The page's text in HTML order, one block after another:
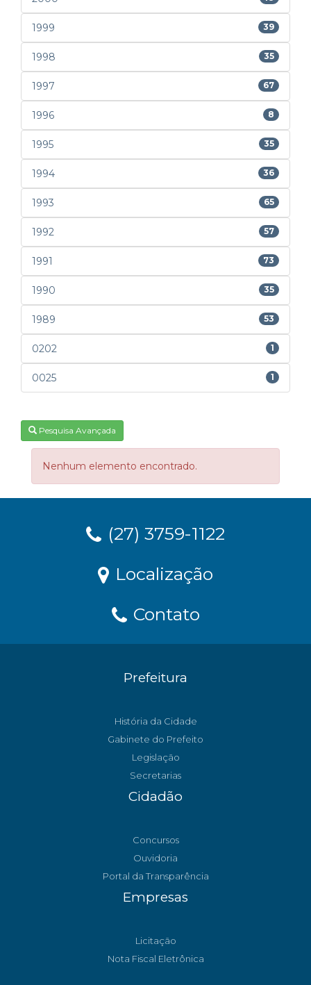
1999 39
1998 35
1997 67
1996 8
1995 35
1994 36
1993 65
1992 57
1991 73
1990 35
1989 53
0202 1
0025 1
Pesquisa Avançada
Nenhum elemento encontrado.
(27) 3759-1122
Localização
Contato
Prefeitura
História da Cidade
Gabinete do Prefeito
Legislação
Secretarias
Cidadão
Concursos
Ouvidoria
Portal da Transparência
Empresas
Licitação
Nota Fiscal Eletrônica